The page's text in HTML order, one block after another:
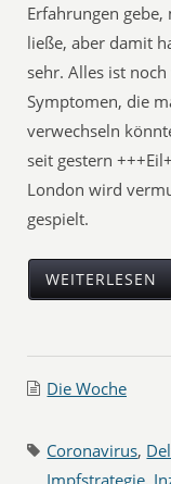
Erfahrungen
ließe, aber damit
sehr. Alles ist noch
Symptomen, die
verwechseln
seit gestern
London wird
gespielt.
WEITERLESEN
Die Woche
Coronavirus,
Impfstrategie,